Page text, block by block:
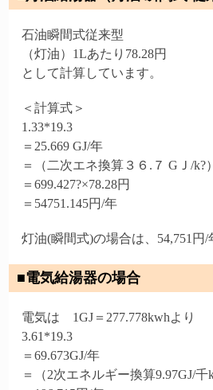
石油瞬間式従来型
（灯油）1Lあたり78.28円
として計算しています。
＜計算式＞
1.33*19.3
＝25.669 GJ/年
＝（二次エネ換算３６.７ GＪ/k?
＝699.427?×78.28円
＝54751.145円/年
灯油(瞬間式)の場合は、54,751円/
■電気給湯器の場合
電気は 1GJ＝277.778kwhより
3.61*19.3
＝69.673GJ/年
＝（2次エネルギー換算9.97GJ/千